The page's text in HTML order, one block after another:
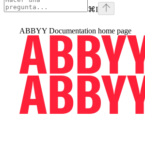
⌘I
ABBYY Documentation home page